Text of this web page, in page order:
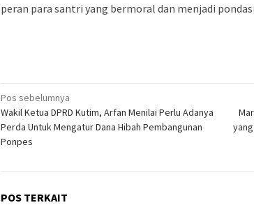
peran para santri yang bermoral dan menjadi
Navigasi
pos
Pos sebelumnya
Wakil Ketua DPRD Kutim, Arfan Menilai Perlu Adanya
Perda Untuk Mengatur Dana Hibah Pembangunan
Ponpes
POS TERKAIT